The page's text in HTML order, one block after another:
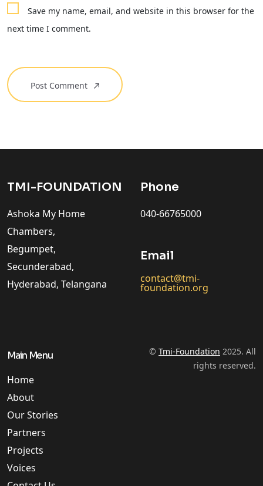
Save my name, email, and website in this browser for the
next time I comment.
Post Comment
TMI-FOUNDATION
Ashoka My Home
Chambers,
Begumpet,
Secunderabad,
Hyderabad, Telangana
Phone
040-66765000
Email
contact@tmi-
foundation.org
Main Menu
Home
About
Our Stories
Partners
Projects
Voices
© Tmi-Foundation 2025. All
rights reserved.